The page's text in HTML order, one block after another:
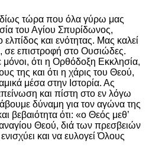
τώρα που όλα γύρω μας
του Αγίου Σπυρίδωνος,
ελπίδος και ενότητας. Μας καλεί
σε επιστροφή στο Ουσιώδες.
μόνοι, ότι η Ορθόδοξη Εκκλησία,
της και ότι η χάρις του Θεού,
μέσα στην Ιστορία. Ας
και πίστη στο εν λόγω
δύναμη για τον αγώνα της
βεβαιότητα ότι: «ο Θεός μεθ’
Θεού, διά των πρεσβειών
και να ευλογεί Όλους